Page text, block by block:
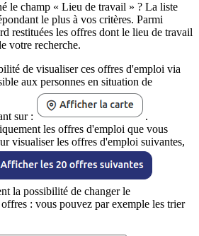
le champ « Lieu de travail » ? La liste
le plus à vos critères. Parmi
restituées les offres dont le lieu de travail
votre recherche.
de visualiser ces offres d'emploi via
aux personnes en situation de
sur :
.
les offres d'emploi que vous
visualiser les offres d'emploi suivantes,
la possibilité de changer le
offres : vous pouvez par exemple les trier